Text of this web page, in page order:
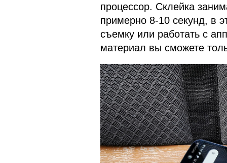
процессор. Склейка
примерно 8-10 секунд, в
съемку или работать с
материал вы сможете